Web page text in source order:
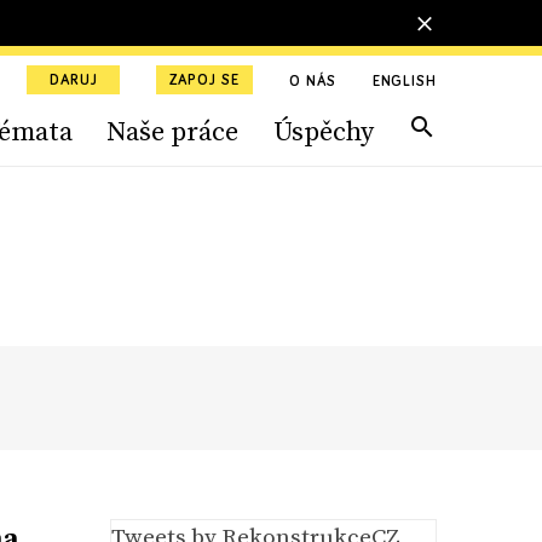
DARUJ ZAPOJ SE O NÁS ENGLISH
Naše práce Úspěchy